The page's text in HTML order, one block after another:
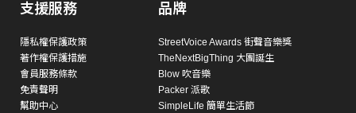
支援服務
隱私權保護政策
著作權保護措施
會員服務條款
免責聲明
幫助中心
品牌
StreetVoice Awards 街聲音樂獎
TheNextBigThing 大團誕生
Blow 吹音樂
Packer 派歌
SimpleLife 簡單生活節